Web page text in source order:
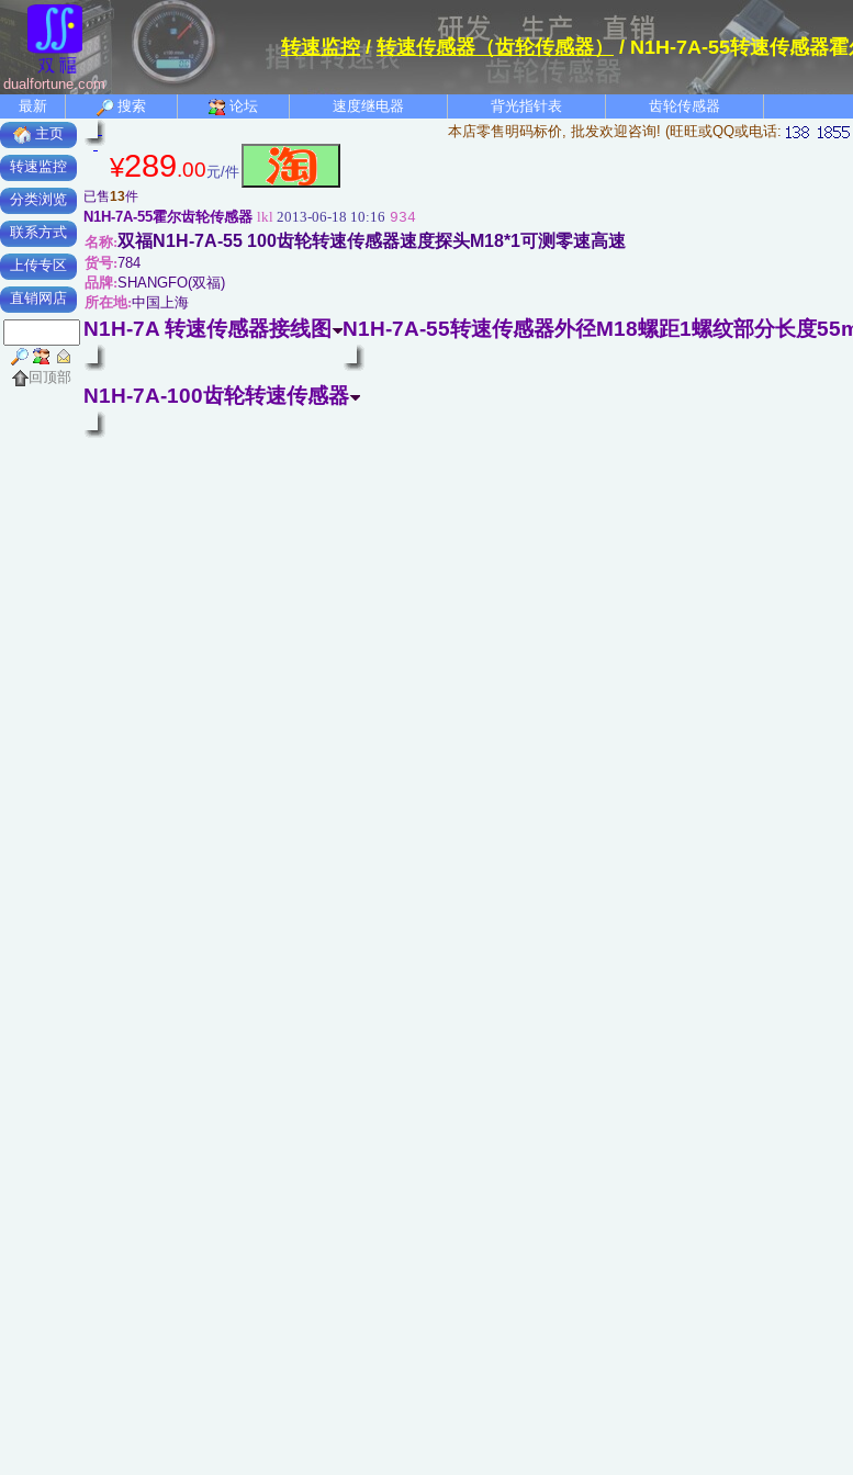
dualfortune.com
转速监控/ 转速传感器（齿轮传感器） / N1H-7A-55转速传感器
最新 搜索 论坛 速度继电器 背光指针表
齿轮传感器
主页
转速监控
分类浏览
联系方式
上传专区
直销网店
回顶部
本店零售明码标价, 批发欢迎咨询! (旺旺或QQ或电话:
¥289.00元/件
已售13件
N1H-7A-55霍尔齿轮传感器 lkl 2013-06-18 10:16 934
名称:双福N1H-7A-55 100齿轮转速传感器速度探头M18*1可测零速高速
货号:784
品牌:SHANGFO(双福)
所在地:中国上海
N1H-7A 转速传感器接线图 N1H-7A-55转速传感器外径M18螺距1螺纹部分长度
N1H-7A-100齿轮转速传感器